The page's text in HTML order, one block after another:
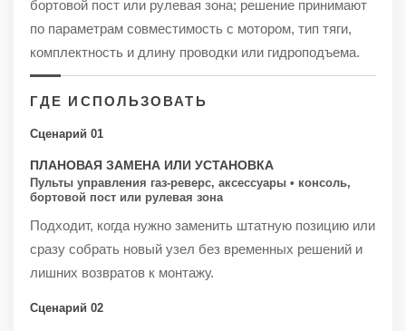
бортовой пост или рулевая зона; решение принимают
по параметрам совместимость с мотором, тип тяги,
комплектность и длину проводки или гидроподъема.
ГДЕ ИСПОЛЬЗОВАТЬ
Сценарий 01
ПЛАНОВАЯ ЗАМЕНА ИЛИ УСТАНОВКА
Пульты управления газ-реверс, аксессуары • консоль,
бортовой пост или рулевая зона
Подходит, когда нужно заменить штатную позицию или
сразу собрать новый узел без временных решений и
лишних возвратов к монтажу.
Сценарий 02